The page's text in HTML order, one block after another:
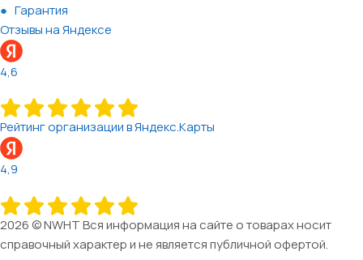
Гарантия
Отзывы на Яндексе
4,6
Рейтинг организации в Яндекс.Карты
4,9
2026 © NWHT Вся информация на сайте о товарах носит
справочный характер и не является публичной офертой.